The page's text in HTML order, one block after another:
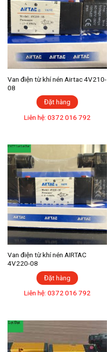
Van điện từ khí nén Airtac 4V210-
08
Đặt hàng
Liên hệ: 0372 016 792
Van điện từ khí nén AIRTAC
4V220-08
Đặt hàng
Liên hệ: 0372 016 792